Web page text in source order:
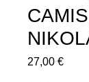
27,00 €Precio